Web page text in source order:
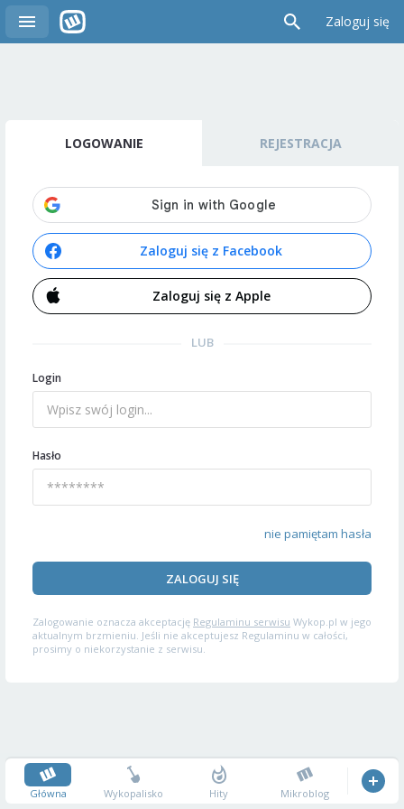
Zaloguj się
LOGOWANIE REJESTRACJA
Zaloguj się z Facebook
Zaloguj się z Apple
LUB
Login
Hasło
nie pamiętam hasła
ZALOGUJ SIĘ
Zalogowanie oznacza akceptację Regulaminu serwisu Wykop.pl w jego
aktualnym brzmieniu. Jeśli nie akceptujesz Regulaminu w całości,
prosimy o niekorzystanie z serwisu.
Główna Wykopalisko Hity Mikroblog